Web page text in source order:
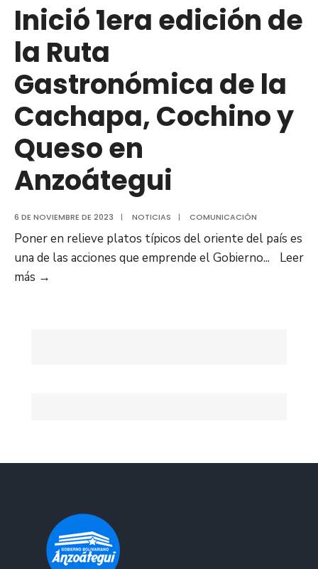
Inició 1era edición de
la Ruta
Gastronómica de la
Cachapa, Cochino y
Queso en
Anzoátegui
6 DE NOVIEMBRE DE 2023 | NOTICIAS | COMUNICACIÓN
Poner en relieve platos típicos del oriente del país es
una de las acciones que emprende el Gobierno...
Leer
más →
Cochino
en
Anzoátegui